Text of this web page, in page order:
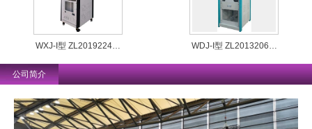
WXJ-I型 ZL2019224… WDJ-I型 ZL2013206…
公司简介